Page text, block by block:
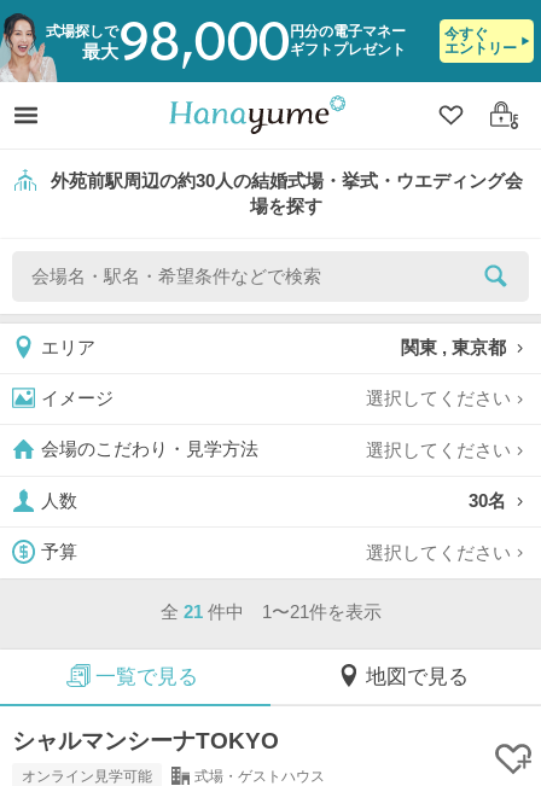
式場探しで
最大98,000 円分の電子マネー
ギフトプレゼント
今すぐ
エントリー
クリップ
ログ
外苑前駅周辺の約30人の結婚式場・挙式・ウエディング会
場を探す
エリア 関東 , 東京都
イメージ 選択してください
会場のこだわり・見学方法 選択してください
人数 30名
予算 選択してください
全 21 件中 1〜21件を表示
一覧で見る 地図で見る
シャルマンシーナTOKYO
オンライン見学可能 式場・ゲストハウス